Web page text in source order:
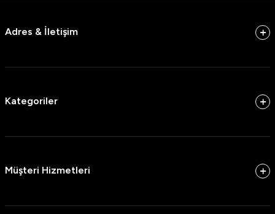
Adres & İletişim
Kategoriler
Müşteri Hizmetleri